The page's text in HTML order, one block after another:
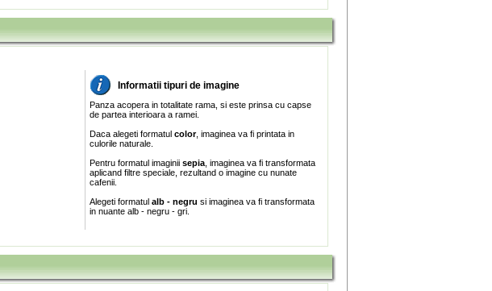
Informatii tipuri de imagine
Panza acopera in totalitate rama, si este prinsa cu capse
de partea interioara a ramei.
Daca alegeti formatul color, imaginea va fi printata in
culorile naturale.
Pentru formatul imaginii sepia , imaginea va fi transformata
aplicand filtre speciale, rezultand o imagine cu nunate
cafenii.
Alegeti formatul alb - negru si imaginea va fi transformata
in nuante alb - negru - gri.